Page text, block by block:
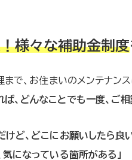
様々な補助金制度
まで、お住まいのメンテナン
、どんなことでも一度、ご相
けど、どこにお願いしたら良
気になっている箇所がある」